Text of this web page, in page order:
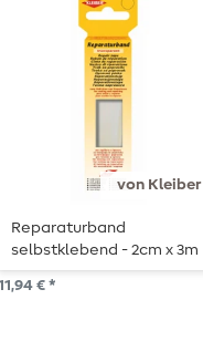
von Kleiber
Reparaturband
selbstklebend - 2cm x 3m
€ *